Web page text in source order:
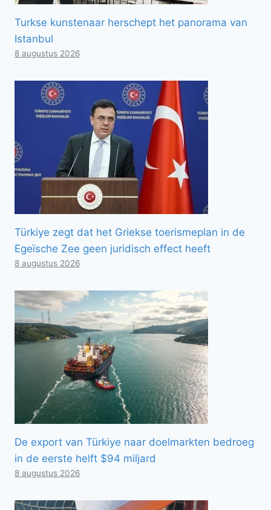
Turkse kunstenaar herschept het panorama van
Istanbul
8 augustus 2026
Türkiye zegt dat het Griekse toerismeplan in de
Egeïsche Zee geen juridisch effect heeft
8 augustus 2026
De export van Türkiye naar doelmarkten bedroeg
in de eerste helft $94 miljard
8 augustus 2026